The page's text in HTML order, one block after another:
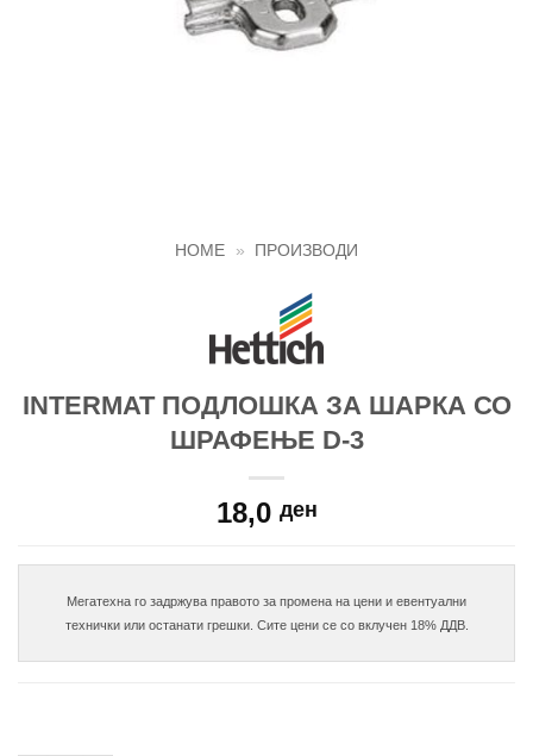
HOME » ПРОИЗВОДИ
INTERMAT ПОДЛОШКА ЗА ШАРКА СО
ШРАФЕЊЕ D-3
18,0 ден
Мегатехна го задржува правото за промена на цени и евентуални